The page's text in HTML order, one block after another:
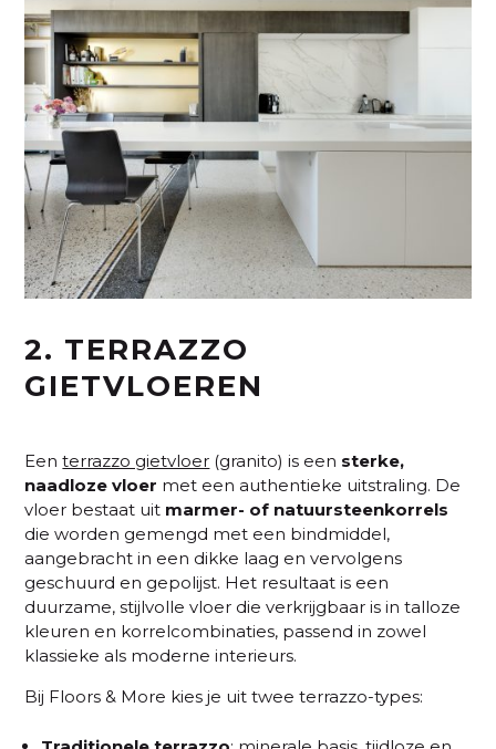
2. TERRAZZO
GIETVLOEREN
Eenterrazzo gietvloer (granito) is een sterke,
naadloze vloer met een authentieke uitstraling. De
vloer bestaat uit marmer- of natuursteenkorrels
die worden gemengd met een bindmiddel,
aangebracht in een dikke laag en vervolgens
geschuurd en gepolijst. Het resultaat is een
duurzame, stijlvolle vloer die verkrijgbaar is in talloze
kleuren en korrelcombinaties, passend in zowel
klassieke als moderne interieurs.
Bij Floors & More kies je uit twee terrazzo-types: